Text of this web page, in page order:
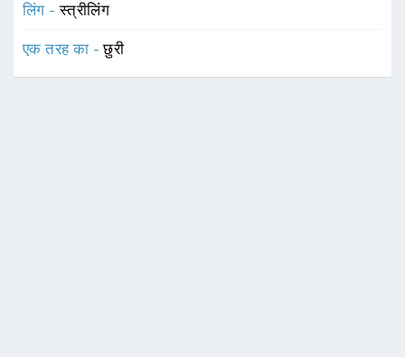
लिंग -स्त्रीलिंग
एक तरह का -छुरी